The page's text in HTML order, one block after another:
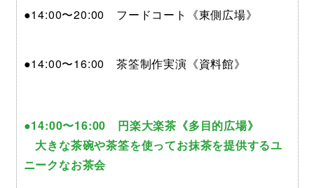
●14:00〜20:00 フードコート《東側広場》
●14:00〜16:00 茶筌制作実演《資料館》
●14:00〜16:00 円楽大楽茶《多目的広場》
大きな茶碗や茶筌を使ってお抹茶を提供するユ
ニークなお茶会